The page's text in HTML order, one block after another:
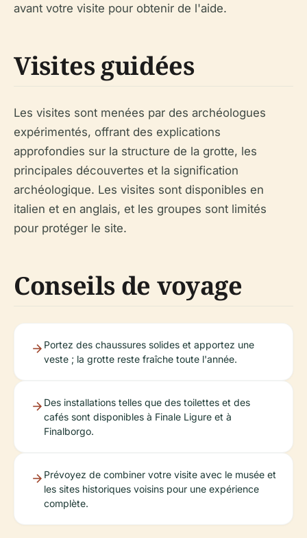
avant votre visite pour obtenir de l'aide.
Visites guidées
Les visites sont menées par des archéologues
expérimentés, offrant des explications
approfondies sur la structure de la grotte, les
principales découvertes et la signification
archéologique. Les visites sont disponibles en
italien et en anglais, et les groupes sont limités
pour protéger le site.
Conseils de voyage
Portez des chaussures solides et apportez une
veste ; la grotte reste fraîche toute l'année.
Des installations telles que des toilettes et des
cafés sont disponibles à Finale Ligure et à
Finalborgo.
Prévoyez de combiner votre visite avec le musée et
les sites historiques voisins pour une expérience
complète.